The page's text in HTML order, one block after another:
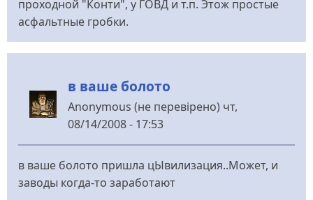
проходной "Конти", у ГОВД и т.п. Этож простые
асфальтные гробки.
в ваше болото
Anonymous (не перевірено) чт,
08/14/2008 - 17:53
в ваше болото пришла цЫвилизация..Может, и
заводы когда-то заработают